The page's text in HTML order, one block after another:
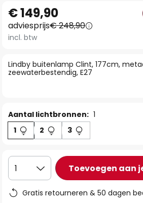
naar
het
begin
de
afbeeldingen-
Lindby buitenlamp Clint, 177cm,
zeewaterbestendig, E27
€ 149,90
adviesprijs€ 248,90
incl. btw
Aantal lichtbronnen: 1
1
2 3
1 Toevoegen aan
Gratis retourneren & 50 dagen